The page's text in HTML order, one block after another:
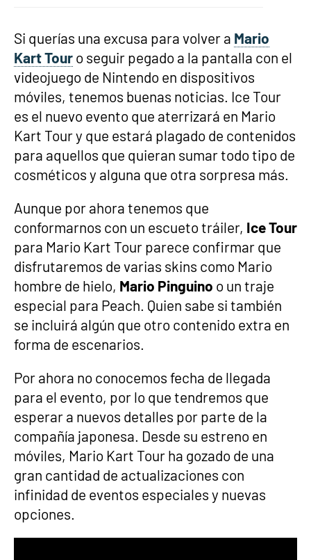
Si querías una excusa para volver a Mario
Kart Tour o seguir pegado a la pantalla con el
videojuego de Nintendo en dispositivos
móviles, tenemos buenas noticias. Ice Tour
es el nuevo evento que aterrizará en Mario
Kart Tour y que estará plagado de contenidos
para aquellos que quieran sumar todo tipo de
cosméticos y alguna que otra sorpresa más.
Aunque por ahora tenemos que
conformarnos con un escueto tráiler, Ice Tour
para Mario Kart Tour parece confirmar que
disfrutaremos de varias skins como Mario
hombre de hielo, Mario Pinguino o un traje
especial para Peach. Quien sabe si también
se incluirá algún que otro contenido extra en
forma de escenarios.
Por ahora no conocemos fecha de llegada
para el evento, por lo que tendremos que
esperar a nuevos detalles por parte de la
compañía japonesa. Desde su estreno en
móviles, Mario Kart Tour ha gozado de una
gran cantidad de actualizaciones con
infinidad de eventos especiales y nuevas
opciones.